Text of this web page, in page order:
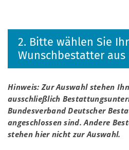
2. Bitte wählen Sie
Wunschbestatter aus
Hinweis: Zur Auswahl stehen
ausschließlich
Bundesverband Deutscher
angeschlossen sind. Andere
stehen hier nicht zur Auswahl.